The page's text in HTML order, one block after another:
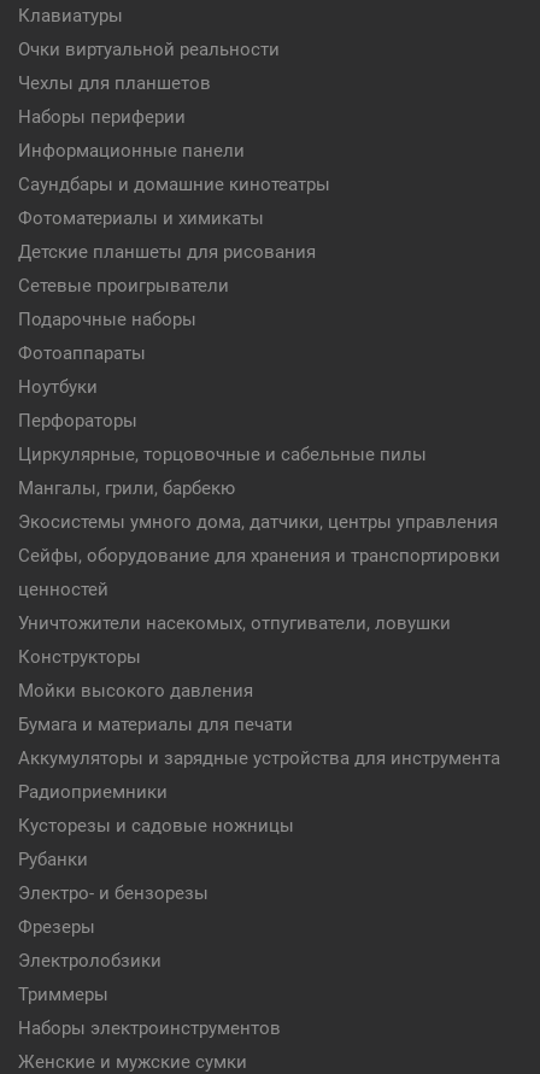
Клавиатуры
Очки виртуальной реальности
Чехлы для планшетов
Наборы периферии
Информационные панели
Саундбары и домашние кинотеатры
Фотоматериалы и химикаты
Детские планшеты для рисования
Сетевые проигрыватели
Подарочные наборы
Фотоаппараты
Ноутбуки
Перфораторы
Циркулярные, торцовочные и сабельные пилы
Мангалы, грили, барбекю
Экосистемы умного дома, датчики, центры управления
Сейфы, оборудование для хранения и транспортировки
ценностей
Уничтожители насекомых, отпугиватели, ловушки
Конструкторы
Мойки высокого давления
Бумага и материалы для печати
Аккумуляторы и зарядные устройства для инструмента
Радиоприемники
Кусторезы и садовые ножницы
Рубанки
Электро- и бензорезы
Фрезеры
Электролобзики
Триммеры
Наборы электроинструментов
Женские и мужские сумки